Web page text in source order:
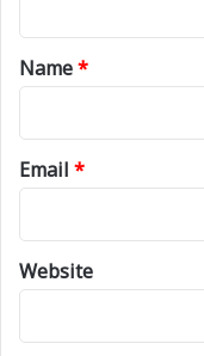
*
Name*
Email *
Website